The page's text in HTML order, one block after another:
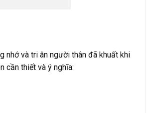
nhớ và tri ân người thân đã khuất khi
cần thiết và ý nghĩa: